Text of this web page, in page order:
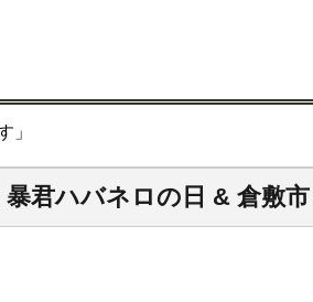
」
君ハバネロの日 & 倉敷市